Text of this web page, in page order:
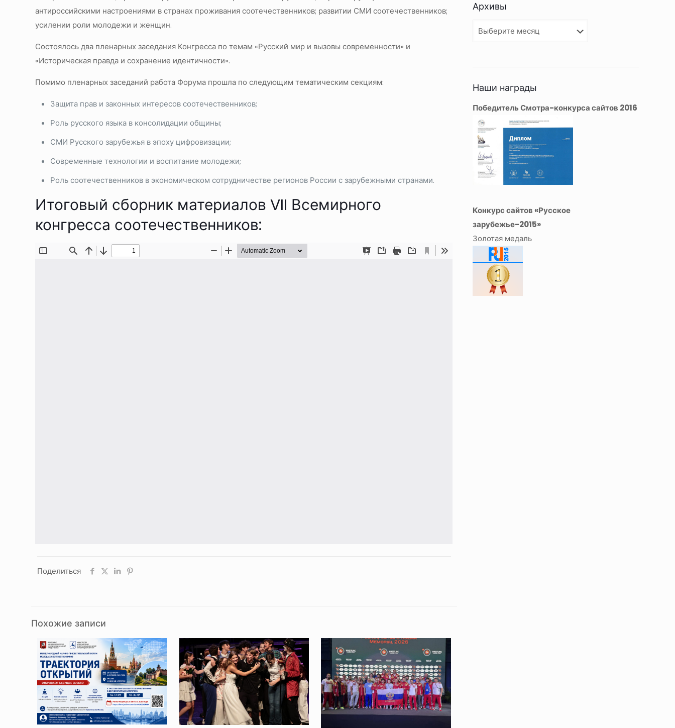
антироссийскими настроениями в странах проживания соотечественников; развитии СМИ соотечественников;
усилении роли молодежи и женщин.
Состоялось два пленарных заседания Конгресса по темам «Русский мир и вызовы современности» и
«Историческая правда и сохранение идентичности».
Помимо пленарных заседаний работа Форума прошла по следующим тематическим секциям:
Защита прав и законных интересов соотечественников;
Роль русского языка в консолидации общины;
СМИ Русского зарубежья в эпоху цифровизации;
Современные технологии и воспитание молодежи;
Роль соотечественников в экономическом сотрудничестве регионов России с зарубежными странами.
Итоговый сборник материалов VII Всемирного
конгресса соотечественников:
Поделиться
Похожие записи
Архивы
Архивы
Наши награды
Победитель Смотра-конкурса сайтов 2016
Конкурс сайтов «Русское
зарубежье-2015»
Золотая медаль